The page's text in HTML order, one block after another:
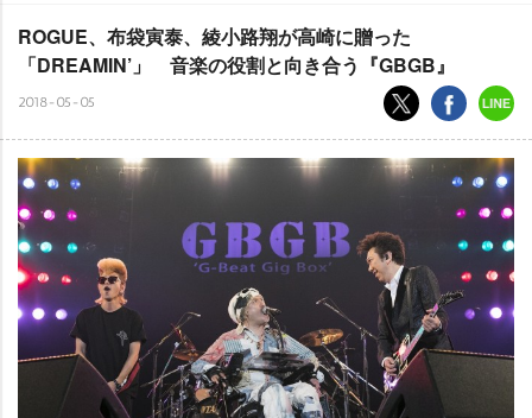
ROGUE、布袋寅泰、綾小路翔が高崎に贈った
「DREAMIN’」 音楽の役割と向き合う『GBGB』
2018-05-05